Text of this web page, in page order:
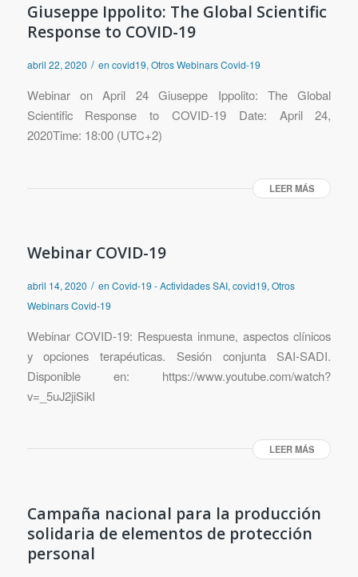
Giuseppe Ippolito: The Global Scientific
Response to COVID-19
abril 22, 2020 / en covid19,Otros Webinars Covid-19
Webinar on April 24 Giuseppe Ippolito: The Global
Scientific Response to COVID-19 Date: April 24,
2020Time: 18:00 (UTC+2)
LEER MÁS
Webinar COVID-19
abril 14, 2020 / en Covid-19 - Actividades SAI, covid19, Otros
Webinars Covid-19
Webinar COVID-19: Respuesta inmune, aspectos clínicos
y opciones terapéuticas. Sesión conjunta SAI-SADI.
Disponible en: https://www.youtube.com/watch?
v=_5uJ2jiSikI
LEER MÁS
Campaña nacional para la producción
solidaria de elementos de protección
personal